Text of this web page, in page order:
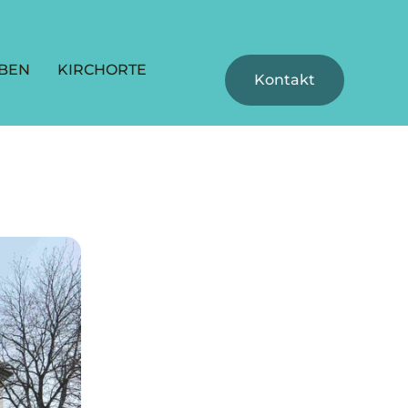
KIRCHORTE
Kontakt